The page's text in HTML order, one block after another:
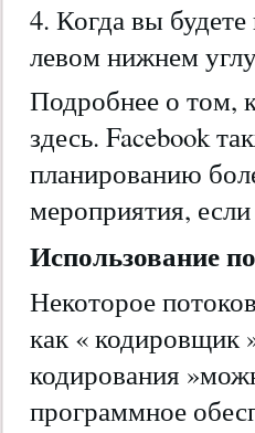
4. Когда вы
левом нижнем
Подробнее о том,
здесь. Facebook
планированию
мероприятия,
Использование
Некоторое
как « кодировщик
кодирования
программное